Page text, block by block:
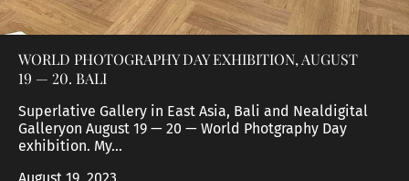
WORLD PHOTOGRAPHY DAY EXHIBITION, AUGUST
19 — 20. BALI
Superlative Gallery in East Asia, Bali and Nealdigital
Galleryon August 19 — 20 — World Photgraphy Day
exhibition. My...